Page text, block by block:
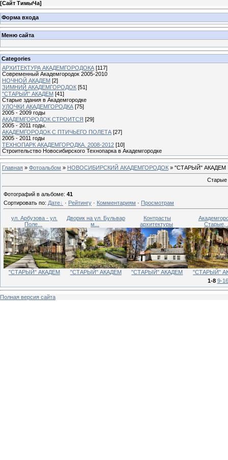
[Сайт ТимыЧа]
Форма входа
Меню сайта
Categories
АРХИТЕКТУРА АКАДЕМГОРОДОКА [117]
Современный Академгородок 2005-2010
НОЧНОЙ АКАДЕМ [2]
ЗИМНИЙ АКАДЕМГОРОДОК [51]
"СТАРЫЙ" АКАДЕМ [41]
Старые здания в Академгородке
УЛОЧКИ АКАДЕМГОРОДКА [75]
2005 - 2009 годы
АКАДЕМГОРОДОК СТРОИТСЯ [29]
2005 - 2011 годы.
АКАДЕМГОРОДОК С ПТИЧЬЕГО ПОЛЕТА [27]
2005 - 2011 годы
ТЕХНОПАРК АКАДЕМГОРОДКА. 2008-2012 [10]
Строительство Новосибирского Технопарка в Академгородке
Главная » Фотоальбом » НОВОСИБИРСКИЙ АКАДЕМГОРОДОК » "СТАРЫЙ" АКАДЕМ
Старые
Фотографий в альбоме: 41
Сортировать по: Дате · Рейтингу · Комментариям · Просмотрам
ул. Арбузова - ул.
Поле...
"СТАРЫЙ" АКАДЕМ
Дворик на ул. Бульвар
м...
"СТАРЫЙ" АКАДЕМ
Контрасты
архитектуры
"СТАРЫЙ" АКАДЕМ
Старые,
"СТАРЫЙ"
1-8 9-16
Полная версия сайта